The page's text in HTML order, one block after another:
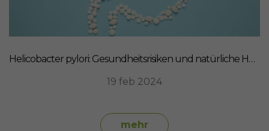
Helicobacter pylori: Gesundheitsrisiken und natürliche Heilmittel
19 feb 2024
mehr